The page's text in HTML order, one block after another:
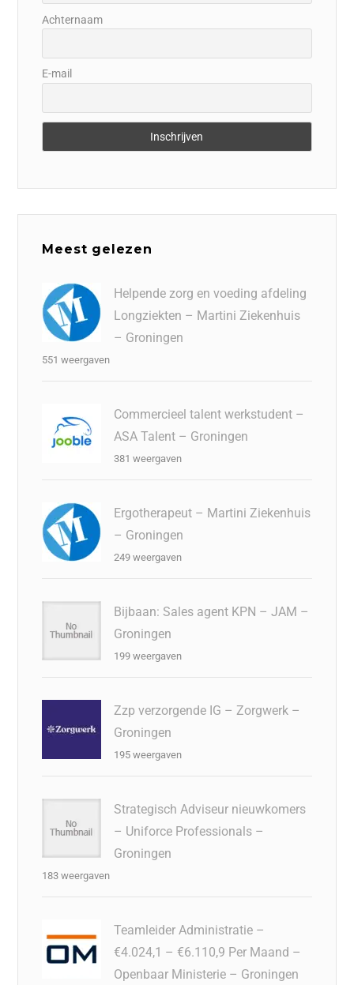
Achternaam
E-mail
Meest gelezen
Helpende zorg en voeding afdeling
Longziekten – Martini Ziekenhuis
– Groningen
551 weergaven
Commercieel talent werkstudent –
ASA Talent – Groningen
381 weergaven
Ergotherapeut – Martini Ziekenhuis
– Groningen
249 weergaven
Bijbaan: Sales agent KPN – JAM –
Groningen
199 weergaven
Zzp verzorgende IG – Zorgwerk –
Groningen
195 weergaven
Strategisch Adviseur nieuwkomers
– Uniforce Professionals –
Groningen
183 weergaven
Teamleider Administratie –
€4.024,1 – €6.110,9 Per Maand –
Openbaar Ministerie – Groningen